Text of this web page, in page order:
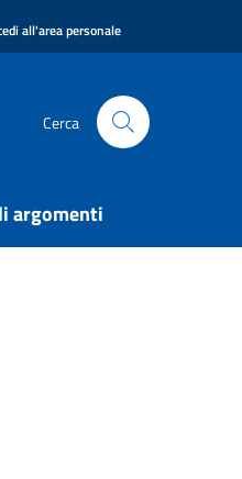
all'area personale
Cerca
argomenti